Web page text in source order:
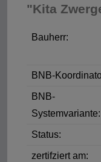
"Kita
Bauherr:
BNB-
BNB-
Systemvariante:
Status:
zertifziert am: